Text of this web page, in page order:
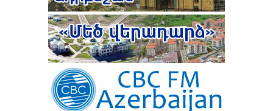
ԻԼՀԱՄ ԱԼԻԵՎ. ԿԵՆՏՐՈՆԱԿԱՆ ԱՍԻԱՅԻ ԵՐԿՐՆԵՐԻ
ՀԵՏ ՀԱՐԱԲԵՐՈՒԹՅՈՒՆՆԵՐԸ ԱԴՐԲԵՋԱՆԻ
ԱՐՏԱՔԻՆ ՔԱՂԱՔԱԿԱՆՈՒԹՅԱՆ ՀԻՄՆԱԿԱՆ
ԱՌԱՋՆԱՀԵՐԹՈՒԹՅՈՒՆՆԵՐԻՑ ՄԵԿՆ ԵՆ
ԹՈՒՐՔԻԱՅԻ ՀԵՏ ՀԱՏՈՒԿ ԲԱՆԱԳՆԱՑԻ ՀԵՏ
ԿԱՊՎԱԾ ՈՐՈՇՈՒՄ ԴԵՌ ՉԿԱ․ ՓԱՇԻՆՅԱՆ